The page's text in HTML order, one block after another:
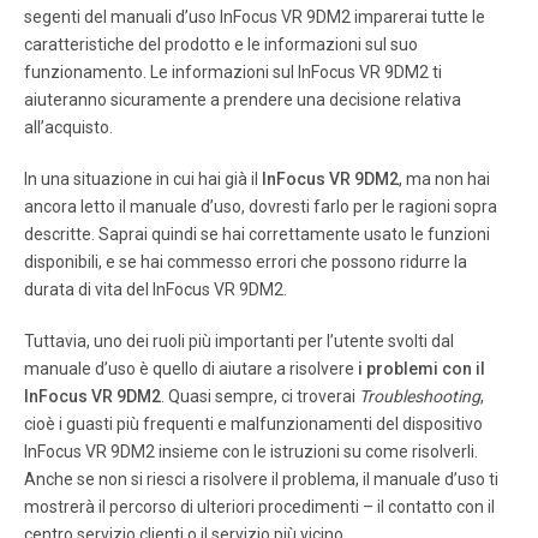
Pagina 8
English 7 PRECAUTIONS FOR CORDLESS IMPACT
WRENCH 1. This is a portable tool for tightening and
loosening bolts and nuts. Use it only for these operation.
2. Use the earplugs if using for a long time. 3. One-hand
operation is extremely dangerous; hold the unit firmly with
Pagina 9
English 8 Part Name Engraved LB Code No. characters 5
mm Hexagonal socket 8 65 8 996177 6 mm Hexagonal
996178 8 mm Hexagonal socket 13 65 13 996179 Bit No.
Code No. No. 2 992671 No. 3 992672 CHARGER Model
UC14YFA Charging time EB9B, EB1220BL: Approx.
Pagina 10
English 9 <For WR12DM2, WR9DM2> 1. Sockets Form B
Form C Form D Code No. High ISO ISO Inch Form tension
segenti del manuali d’uso InFocus VR 9DM2 imparerai tutte le
caratteristiche del prodotto e le informazioni sul suo
funzionamento. Le informazioni sul InFocus VR 9DM2 ti
aiuteranno sicuramente a prendere una decisione relativa
all’acquisto.
In una situazione in cui hai già il InFocus VR 9DM2, ma non hai
ancora letto il manuale d’uso, dovresti farlo per le ragioni sopra
descritte. Saprai quindi se hai correttamente usato le funzioni
disponibili, e se hai commesso errori che possono ridurre la
durata di vita del InFocus VR 9DM2.
Tuttavia, uno dei ruoli più importanti per l’utente svolti dal
manuale d’uso è quello di aiutare a risolvere i problemi con il
InFocus VR 9DM2 . Quasi sempre, ci troverai Troubleshooting,
cioè i guasti più frequenti e malfunzionamenti del dispositivo
InFocus VR 9DM2 insieme con le istruzioni su come risolverli.
Anche se non si riesci a risolvere il problema, il manuale d’uso ti
mostrerà il percorso di ulteriori procedimenti – il contatto con il